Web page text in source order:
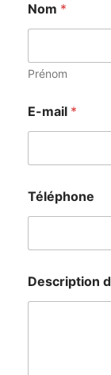
Nom *
Prénom
E-mail *
Téléphone
Description